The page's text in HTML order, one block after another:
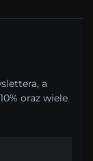
a
oraz wiele